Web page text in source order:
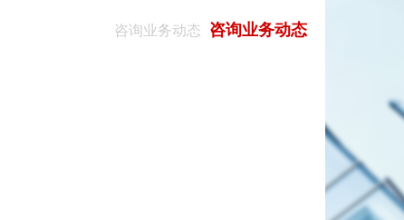
咨询业务动态 咨询业务动态